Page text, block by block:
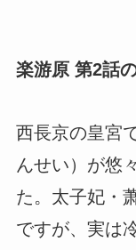
楽游原 第2話
西長京の皇宮
んせい）が悠
た。太子妃・
ですが、実は